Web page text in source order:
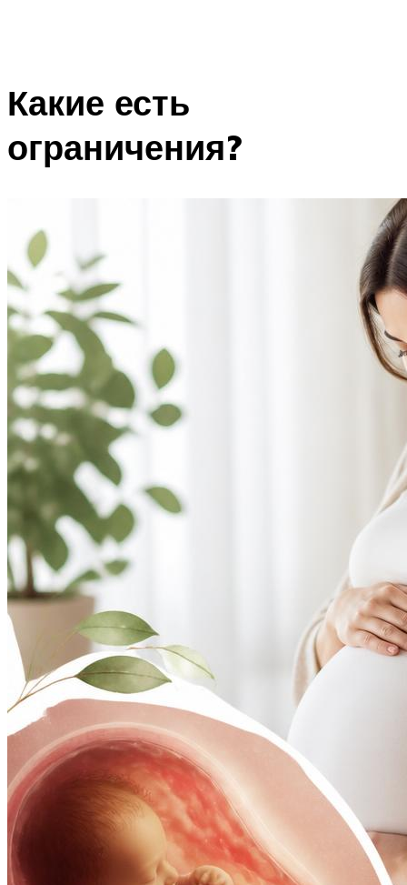
Какие есть
ограничения?